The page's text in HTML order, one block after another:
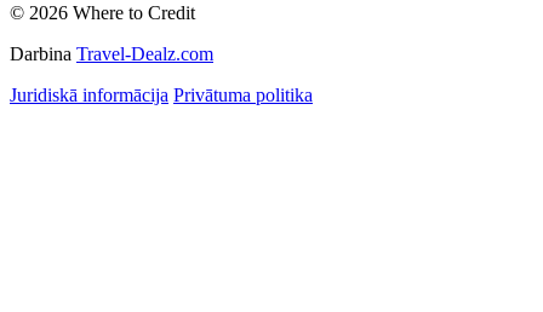
© 2026 Where to Credit
Darbina Travel-Dealz.com
Juridiskā informācija Privātuma politika